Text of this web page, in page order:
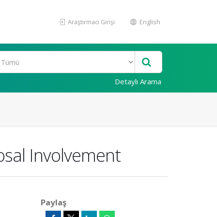
Araştırmacı Girişi English
Detaylı Arama
Involvement
Paylaş